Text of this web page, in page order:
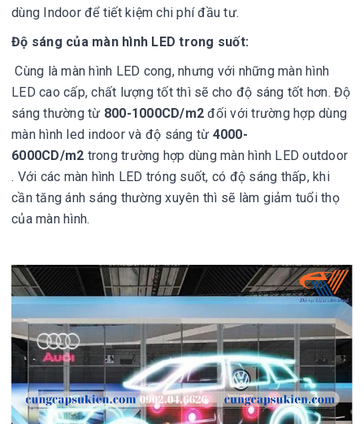
dùng Indoor để tiết kiệm chi phí đầu tư.
Độ sáng của màn hình LED trong suốt:
Cùng là màn hình LED cong, nhưng với những màn hình
LED cao cấp, chất lượng tốt thì sẽ cho độ sáng tốt hơn. Độ
sáng thường từ 800-1000CD/m2 đối với trường hợp dùng
màn hình led indoor và độ sáng từ 4000-
6000CD/m2 trong trường hợp dùng màn hình LED outdoor
. Với các màn hình LED tróng suốt, có độ sáng thấp, khi
cần tăng ánh sáng thường xuyên thì sẽ làm giảm tuổi thọ
của màn hình.